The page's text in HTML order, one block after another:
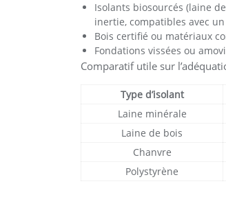
Isolants biosourcés (laine
inertie, compatibles avec
Bois certifié ou matériaux
Fondations vissées ou
Comparatif utile sur
Type d’isolant
Laine minérale
Laine de bois
Chanvre
Polystyrène